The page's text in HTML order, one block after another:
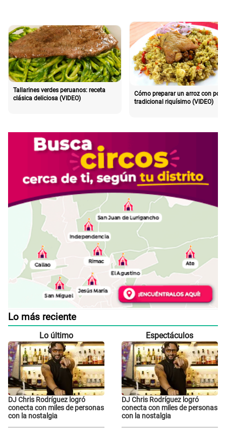
Tallarines verdes peruanos: receta
clásica deliciosa (VIDEO)
Cómo preparar un arroz con pollo
tradicional riquísimo (VIDEO)
Lo más reciente
Lo último
DJ Chris Rodríguez logró
conecta con miles de personas
con la nostalgia
Espectáculos
DJ Chris Rodríguez logró
conecta con miles de personas
con la nostalgia